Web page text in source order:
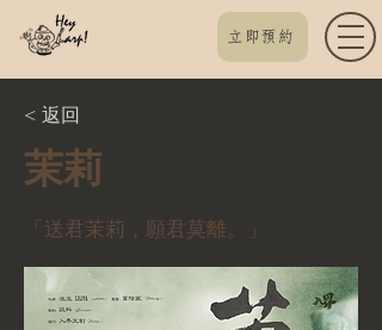
立即預約
< 返回
茉莉
「送君茉莉，願君莫離。」